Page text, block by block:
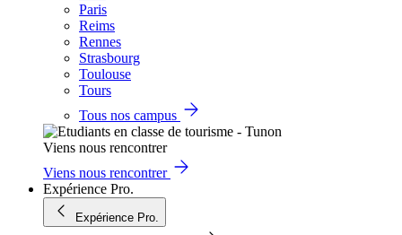
Paris
Reims
Rennes
Strasbourg
Toulouse
Tours
Tous nos campus
Viens nous rencontrer
Viens nous rencontrer
Expérience Pro.
Expérience Pro.